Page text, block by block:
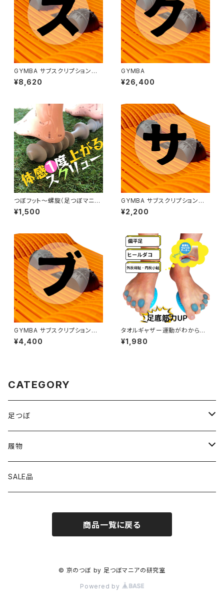
GYMBA サブスクリプションサ
ービス【3か月コース】
¥8,620
GYMBA
¥26,400
つぼフット～螺旋（足つぼマニア
のマニュアル付！）
¥1,500
GYMBA サブスクリプションサ
ービス【12か月コース】
¥2,200
GYMBA サブスクリプションサ
ービス【6か月コース】
¥4,400
タオルギャザー運動がわからな
い人のための
¥1,980
CATEGORY
足つぼ
サブスク
履物
家の中
SALE品
商品一覧に戻る
© 京のつぼ by 足つぼマニアの研究室
Powered by